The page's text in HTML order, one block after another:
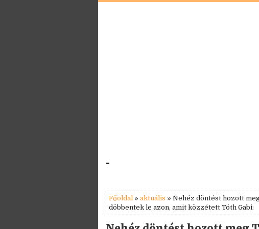
-
Főoldal » aktuális » Nehéz döntést hozott
döbbentek le azon, amit közzétett Tóth Gabi: